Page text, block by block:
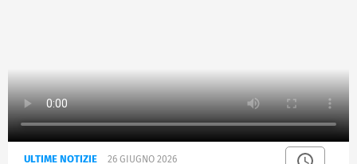
ULTIME NOTIZIE 26 GIUGNO 2026